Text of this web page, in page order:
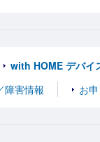
with HOME デバイ
障害情報 お